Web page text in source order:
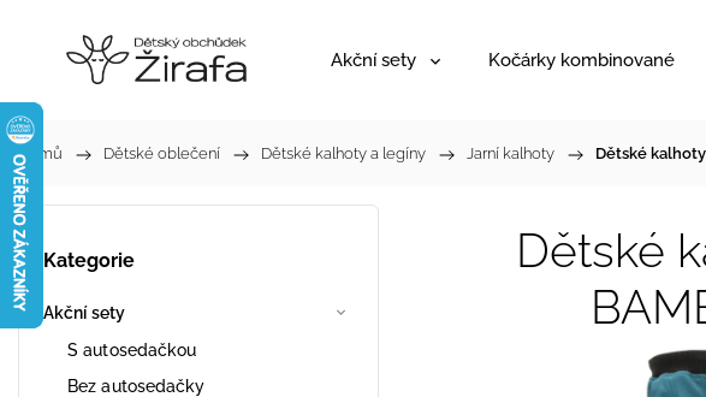
Akční sety Kočárky kombinované
Domů / Dětské oblečení / Dětské kalhoty a legíny / Jarní kalhoty / Dětské
Kategorie
Akční sety
S autosedačkou
Bez autosedačky
Dětské